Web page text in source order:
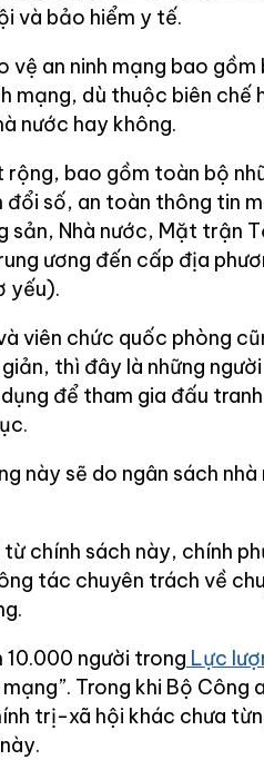
và bảo hiểm y tế.
vệ an ninh mạng bao gồm
mạng, dù thuộc biên chế
nước hay không.
rộng, bao gồm toàn bộ
số, an toàn thông tin
sản, Nhà nước, Mặt trận
ương đến cấp địa
yếu).
viên chức quốc phòng
thì đây là những người
để tham gia đấu
này sẽ do ngân sách nhà
chính sách này, chính
tác chuyên trách về
10.000 người trong Lực
Trong khi Bộ Công
trị-xã hội khác chưa